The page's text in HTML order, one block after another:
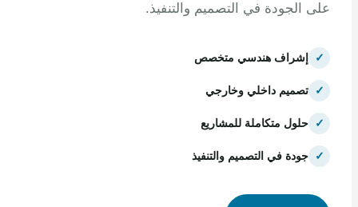
في التصميم والتنفيذ.
إشراف هندسي متخصص
تصميم داخلي وخارجي
حلول متكاملة للمشاريع
جودة في التصميم والتنفيذ